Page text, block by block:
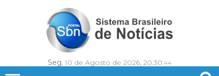
Seg, 10 de Agosto de 2026, 20:30:46